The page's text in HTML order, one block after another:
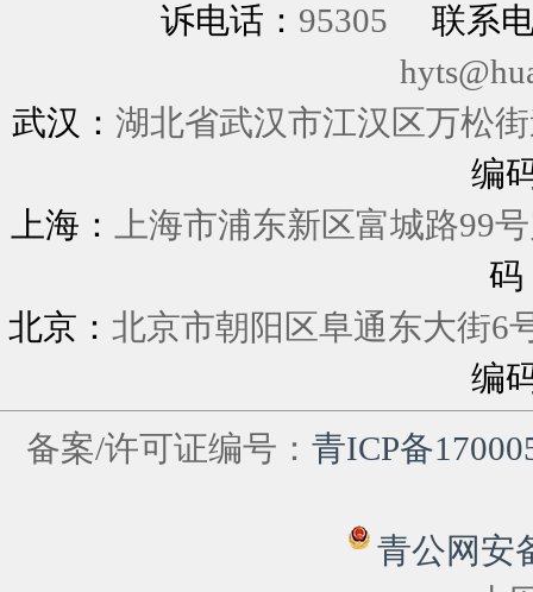
诉电话： 95305
联系
武汉： 湖北省武汉市江汉区万松
编
上海：
上海市浦东新区富
码
北京： 北京市朝阳区阜通东大
编
备案/许可证编号： 青ICP备
青公网安